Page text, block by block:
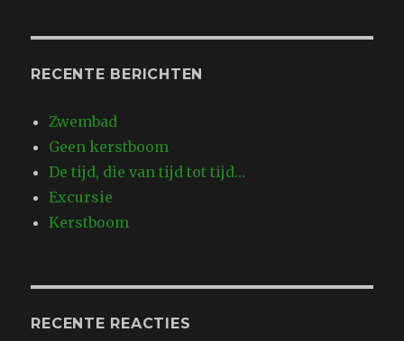
RECENTE BERICHTEN
Zwembad
Geen kerstboom
De tijd, die van tijd tot tijd…
Excursie
Kerstboom
RECENTE REACTIES